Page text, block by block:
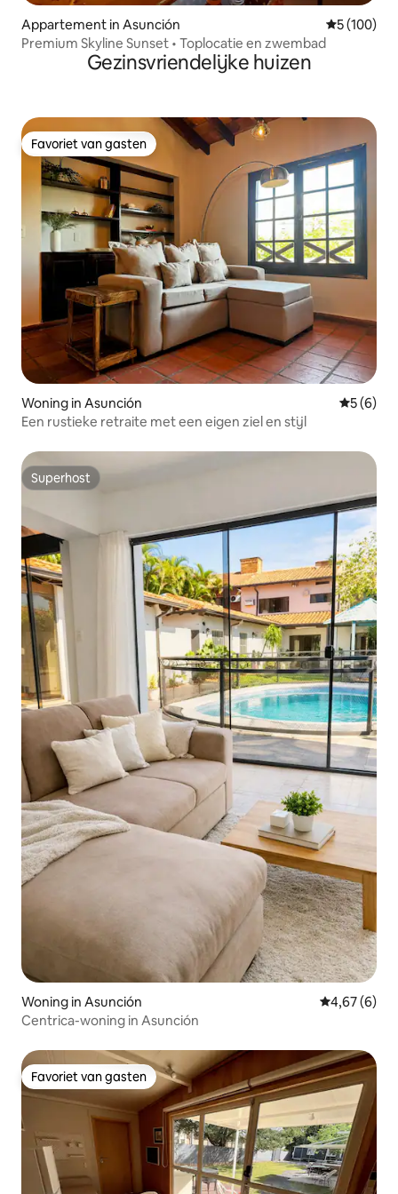
Appartement in Asunción
5 (100)
Premium Skyline Sunset • Toplocatie en zwembad
Gezinsvriendelijke huizen
Favoriet van gasten
Favoriet van gasten
Woning in Asunción
5 (6)
Een rustieke retraite met een eigen ziel en stijl
Superhost
Superhost
Woning in Asunción Gemiddelde
4,67 (6)
Centrica-woning in Asunción
Favoriet van gasten
Favoriet van gasten